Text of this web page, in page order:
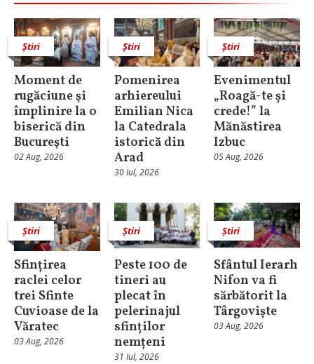
Știri
Moment de
rugăciune şi
împlinire la o
biserică din
Bucureşti
02 Aug, 2026
Știri
Pomenirea
arhiereului
Emilian Nica
la Catedrala
istorică din
Arad
30 Iul, 2026
Știri
Evenimentul
„Roagă-te și
crede!” la
Mănăstirea
Izbuc
05 Aug, 2026
Știri
Sfințirea
raclei celor
trei Sfinte
Cuvioase de la
Văratec
03 Aug, 2026
Știri
Peste 100 de
tineri au
plecat în
pelerinajul
sfinților
nemțeni
31 Iul, 2026
Știri
Sfântul Ierarh
Nifon va fi
sărbătorit la
Târgoviște
03 Aug, 2026